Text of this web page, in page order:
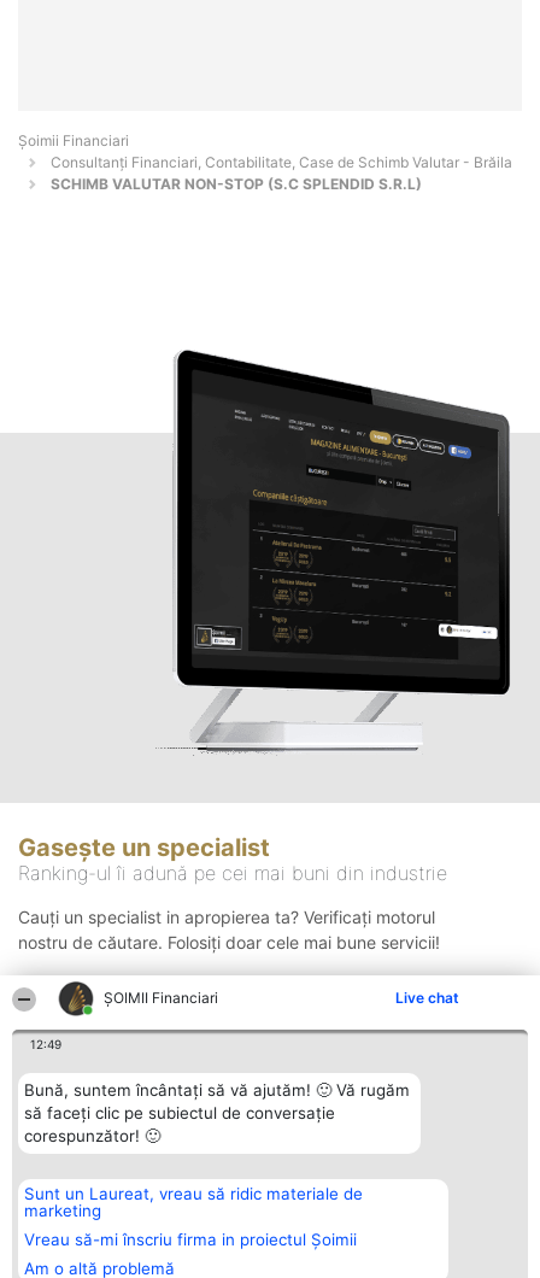
ȘOIMII Financiari Live chat
12:49
Bună, suntem încântați să vă ajutăm! 🙂 Vă rugăm
să faceți clic pe subiectul de conversație
corespunzător! 🙂
Sunt un Laureat, vreau să ridic materiale de
marketing
Vreau să-mi înscriu firma in proiectul Șoimii
Am o altă problemă
Șoimii Financiari
Consultanți Financiari, Contabilitate, Case de Schimb Valutar - Brăila
SCHIMB VALUTAR NON-STOP (S.C SPLENDID S.R.L)
Gasește un specialist
Ranking-ul îi adună pe cei mai buni din industrie
Cauți un specialist in apropierea ta? Verificați motorul
nostru de căutare. Folosiți doar cele mai bune servicii!
Organizator Ranking
BRIGHT SOLUTIONS BR SRL
Aleea Timisul De Sus 2 Bl. A30
Sc. A Et. 4 Ap. 13 Cod 061952
București
Plebiscyt
Lista Tuturor
Laureaților
Contact